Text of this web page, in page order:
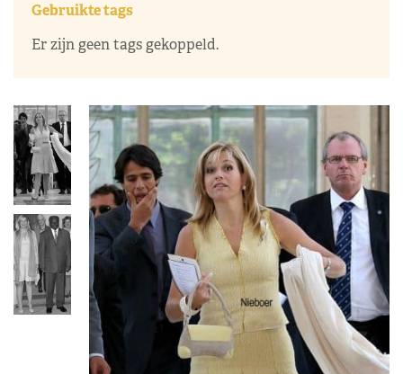
Gebruikte tags
Er zijn geen tags gekoppeld.